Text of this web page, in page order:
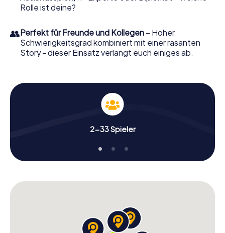
Rolle ist deine?
👥Perfekt für Freunde und Kollegen – Hoher
Schwierigkeitsgrad kombiniert mit einer rasanten
Story - dieser Einsatz verlangt euch einiges ab.
2-33 Spieler